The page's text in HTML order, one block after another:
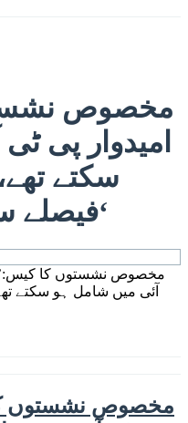
مخصوص
امیدوار پی
سکتے
فیصلے سے مس گائیڈکیاگیا‘
مخصوص نشستوں کا
آئی میں شامل ہو سکتے
مخصوص نشستوں کا